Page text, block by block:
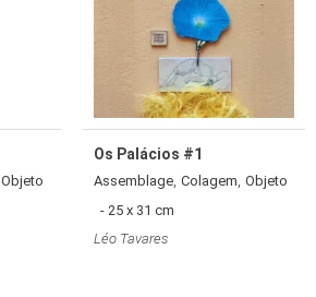
Objeto
Os Palácios #1
Assemblage, Colagem, Objeto
- 25 x 31 cm
Léo Tavares